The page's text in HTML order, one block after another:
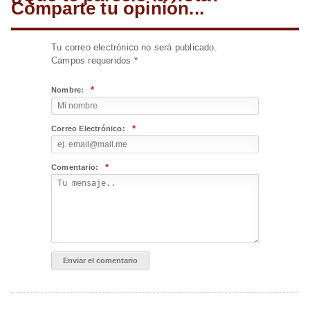
Comparte tu opinión...
Tu correo electrónico no será publicado.
Campos requeridos *
Nombre: *
Correo Electrónico: *
Comentario: *